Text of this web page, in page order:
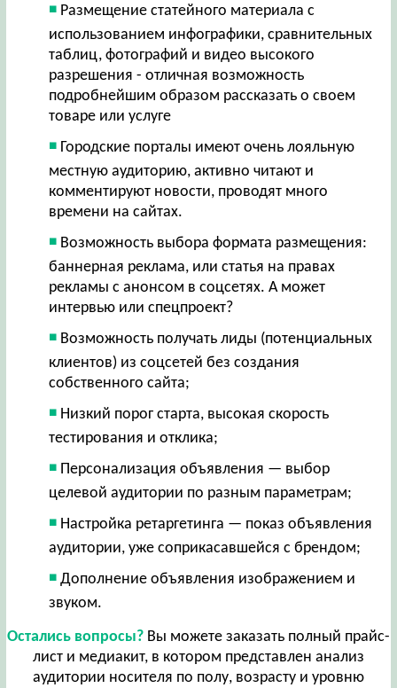
Размещение статейного материала с
использованием инфографики, сравнительных
таблиц, фотографий и видео высокого
разрешения - отличная возможность
подробнейшим образом рассказать о своем
товаре или услуге
Городские порталы имеют очень лояльную
местную аудиторию, активно читают и
комментируют новости, проводят много
времени на сайтах.
Возможность выбора формата размещения:
баннерная реклама, или статья на правах
рекламы с анонсом в соцсетях. А может
интервью или спецпроект?
Возможность получать лиды (потенциальных
клиентов) из соцсетей без создания
собственного сайта;
Низкий порог старта, высокая скорость
тестирования и отклика;
Персонализация объявления — выбор
целевой аудитории по разным параметрам;
Настройка ретаргетинга — показ объявления
аудитории, уже соприкасавшейся с брендом;
Дополнение объявления изображением и
звуком.
Остались вопросы?Вы можете заказать полный прайс-
лист и медиакит, в котором представлен анализ
аудитории носителя по полу, возрасту и уровню